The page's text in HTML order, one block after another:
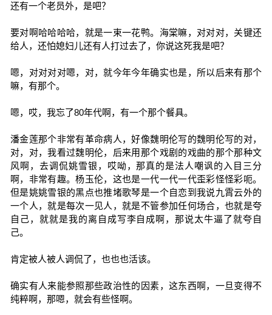
还有一个老员外，是吧？
要对啊哈哈哈哈，就是一束一花鸭。海棠嘛，对对对，关键还
给人，还怕媳妇儿还有人打过去了，你说这死我是吧？
嗯，对对对对嗯，对，就今年今年确实也是，所以后来有那个
嘛，有那个。
嗯，哎，我忘了80年代啊，有一个那个餐具。
潘金莲那个非常有革命病人，好像魏明伦写的魏明伦写的对，
对，对，我看过魏明伦，后来用那个戏剧的戏曲的那个那种文
风啊，去调侃姚雪银，哎呦，那真的是法人嘲讽的入目三分
啊，非常有趣。杨玉伦，这也是一代一代一代歪彩怪怪彩呃。
但是姚姚雪银的黑点也推堵歌琴是一个自恋到我说九霄云外的
一个人，就是每次一见人，就是不管参加任何场合，也就是夸
自己，就就是我的离自成写李自成啊，那说太牛逼了就夸自
己。
肯定被人被人调侃了，也也也活该。
确实有人来能参照那些政治性的因素，这东西啊，一旦变得不
纯粹啊，那嗯，就会有些怪啊。